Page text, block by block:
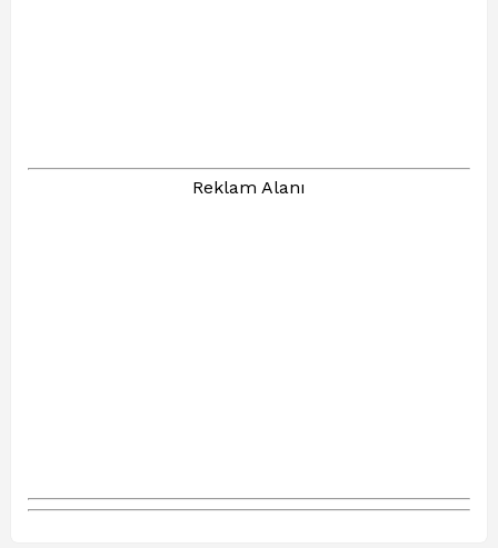
Reklam Alanı